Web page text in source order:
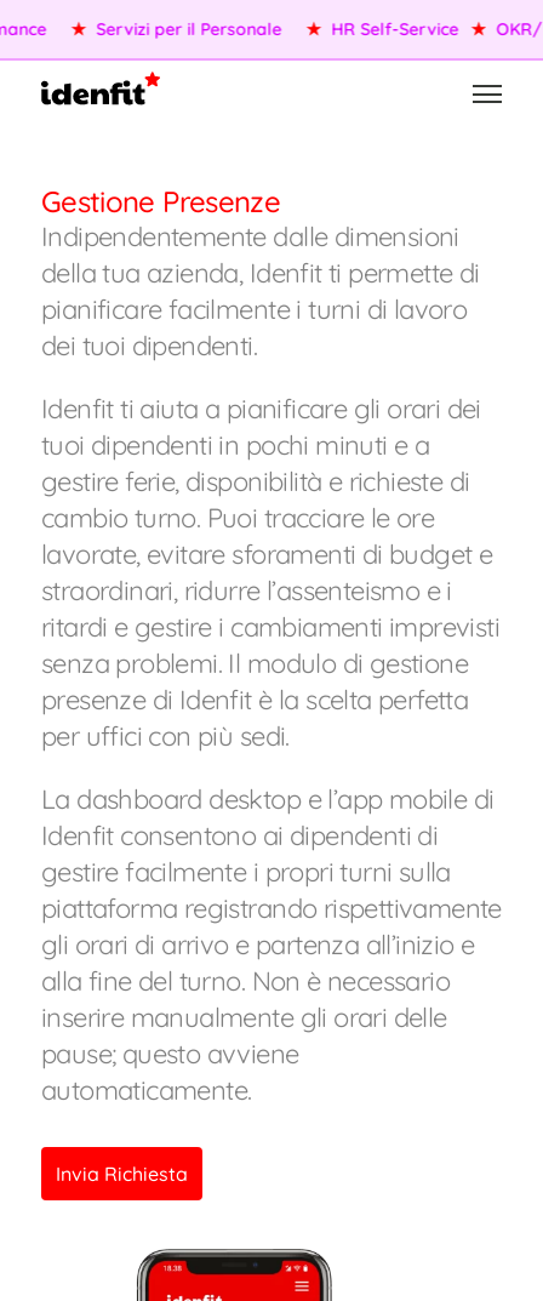
OKR/KPI ★ Agenti AI ★ Gestione della Performance ★
Gestione Presenze
Indipendentemente dalle dimensioni
della tua azienda, Idenfit ti permette di
pianificare facilmente i turni di lavoro
dei tuoi dipendenti.
Idenfit ti aiuta a pianificare gli orari dei
tuoi dipendenti in pochi minuti e a
gestire ferie, disponibilità e richieste di
cambio turno. Puoi tracciare le ore
lavorate, evitare sforamenti di budget e
straordinari, ridurre l’assenteismo e i
ritardi e gestire i cambiamenti imprevisti
senza problemi. Il modulo di gestione
presenze di Idenfit è la scelta perfetta
per uffici con più sedi.
La dashboard desktop e l’app mobile di
Idenfit consentono ai dipendenti di
gestire facilmente i propri turni sulla
piattaforma registrando rispettivamente
gli orari di arrivo e partenza all’inizio e
alla fine del turno. Non è necessario
inserire manualmente gli orari delle
pause; questo avviene
automaticamente.
Invia Richiesta